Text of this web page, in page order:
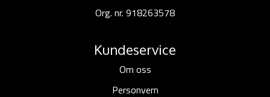
Org. nr. 918263578
Kundeservice
Om oss
Personvern